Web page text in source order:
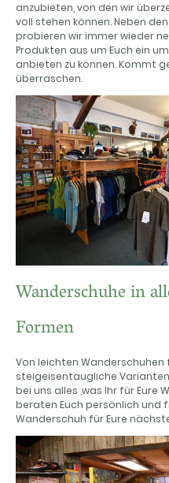
anzubieten, von den wir
voll stehen können. Neben
probieren wir immer wieder
Produkten aus um Euch ein
anbieten zu können. Kommt
überraschen.
Wanderschuhe in
Formen
Von leichten
steigeisentaugliche
bei uns alles ,was Ihr für Eure
beraten Euch persönlich
Wanderschuh für Eure